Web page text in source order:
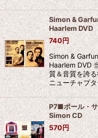
Simon &
Haarlem DVD
740円
Simon &
Haarlem DVD
質＆音質を誇
ニューチャプ
P7■ポール・
Simon CD
570円